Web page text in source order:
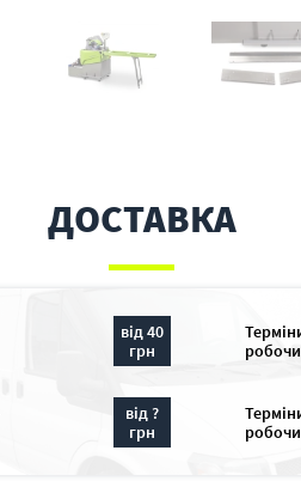
ДОСТАВКА
від 40
грн
від ?
грн